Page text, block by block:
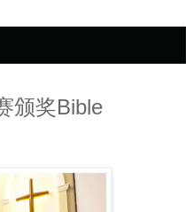
颁奖Bible